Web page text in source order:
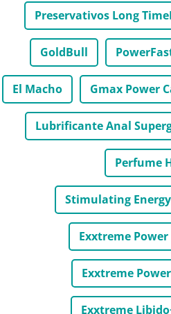
Preservativos Long
GoldBull
El Macho Gmax Power
Lubrificante Anal
Perfume
Stimulating
Exxtreme
Exxtreme
Exxtreme